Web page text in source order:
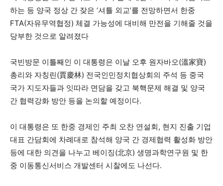
하는 등 양국 정상 간 잦은 ‘셔틀 외교’를 전망하면서 한중
FTA(자유무역협정) 체결 가능성에 대비해 만전을 기해줄 것을
당부한 것으로 알려졌다
국빈방문 이틀째인 이 대통령은 이날 오후 원자바오(溫家寶)
총리와 자칭린(賈慶林) 전국인민정치협상회의 주석 등 중국
국가 지도자들과 잇따라 면담을 갖고 북핵문제 해결 및 양국
간 협력강화 방안 등을 논의할 예정이다.
이 대통령은 또 한중 경제인 주최 오찬 연설회, 현지 진출 기업
대표 간담회에 차례대로 참석해 양국 간 경제협력 활성화 방안
등에 대한 의견을 나누고 베이징(北京) 생명과학연구원 및 한
중 이동통신서비스 개발센터 시찰에도 나선다.